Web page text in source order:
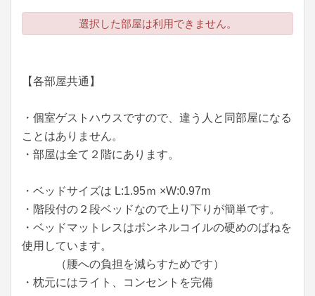
選択した部屋は利用できません。
【各部屋共通】
・個室ゲストハウスですので、違う人と同部屋になる
ことはありません。
・部屋は全て２階にあります。
・ベッドサイズは L:1.95ｍ ×W:0.97m
・階段付の２段ベッドなので上り下りが簡単です。
・ベッドマットレスはボンネルコイルの硬めのばねを
使用しています。
（腰への負担を減らすためです）
・枕元にはライト、コンセントを完備